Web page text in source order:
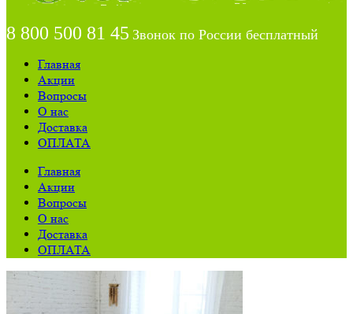
8 800 500 81 45 Звонок по России бесплатный
Главная
Акции
Вопросы
О нас
Доставка
ОПЛАТА
Главная
Акции
Вопросы
О нас
Доставка
ОПЛАТА